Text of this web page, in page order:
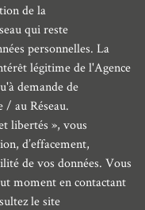
de la
qui reste
personnelles. La
légitime de l'Agence
demande de
/ au Réseau.
libertés », vous
d’effacement,
de vos données. Vous
moment en contactant
le site